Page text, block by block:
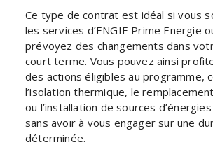
Ce type de contrat est idéal si vous
les services d’ENGIE Prime Energie
prévoyez des changements dans
court terme. Vous pouvez ainsi
des actions éligibles au programme,
l’isolation thermique, le
ou l’installation de sources
sans avoir à vous engager sur une
déterminée.